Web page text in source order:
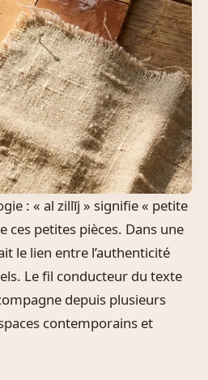
: « al zillīj » signifie « petite
ces petites pièces. Dans une
le lien entre l’authenticité
Le fil conducteur du texte
depuis plusieurs
contemporains et